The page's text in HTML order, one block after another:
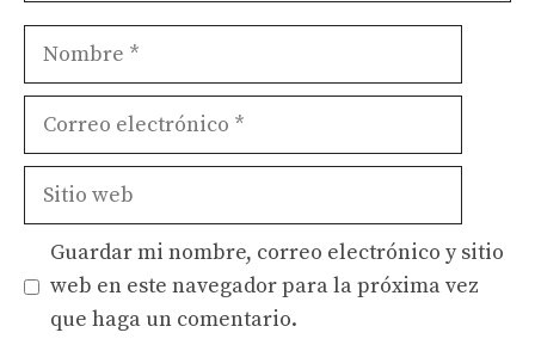
Nombre
Correo
Sitio
Guardar mi nombre, correo electrónico y sitio
web en este navegador para la próxima vez
que haga un comentario.